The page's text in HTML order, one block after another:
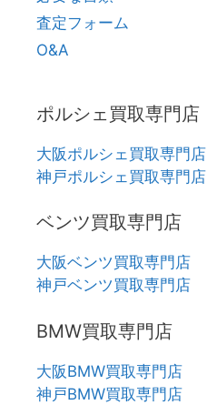
査定フォーム
O&A
ポルシェ買取専門店
大阪ポルシェ買取専門店
神戸ポルシェ買取専門店
ベンツ買取専門店
大阪ベンツ買取専門店
神戸ベンツ買取専門店
BMW買取専門店
大阪BMW買取専門店
神戸BMW買取専門店